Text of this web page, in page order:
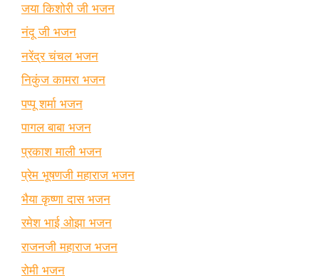
जया किशोरी जी भजन
नंदू जी भजन
नरेंद्र चंचल भजन
निकुंज कामरा भजन
पप्पू शर्मा भजन
पागल बाबा भजन
प्रकाश माली भजन
प्रेम भूषणजी महाराज भजन
भैया कृष्णा दास भजन
रमेश भाई ओझा भजन
राजनजी महाराज भजन
रोमी भजन